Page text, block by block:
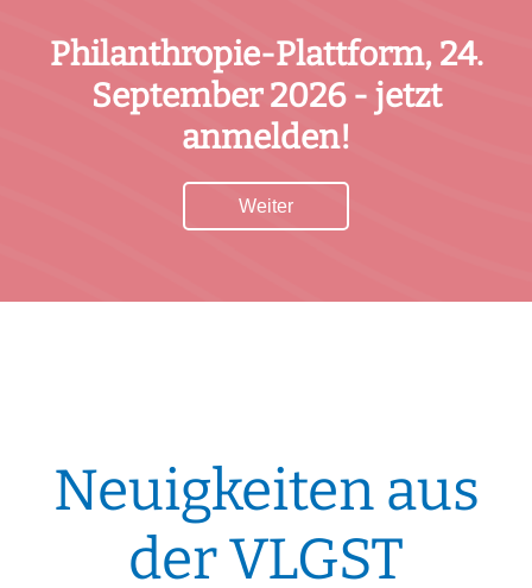
Philanthropie-Plattform, 24.
September 2026 - jetzt
anmelden!
Weiter
Neuigkeiten aus
der VLGST